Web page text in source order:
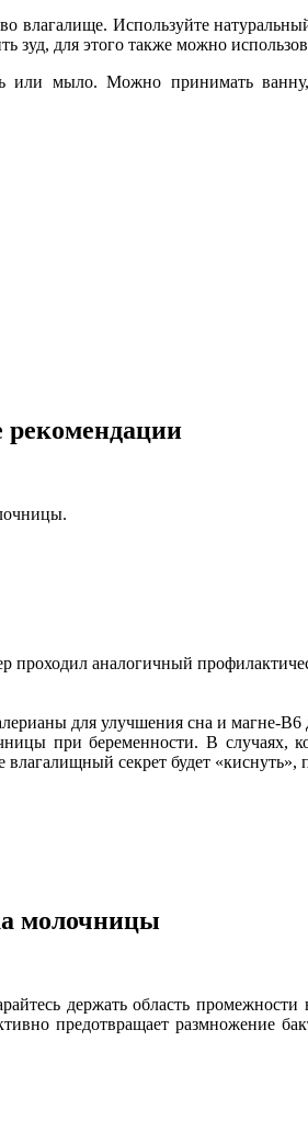
Используйте
зуд, для этого также можно
или мыло. Можно принимать
проходил аналогичный
для улучшения сна и магне-
при беременности. В случаях,
секрет будет
молочницы
держать область промежности
предотвращает размножение